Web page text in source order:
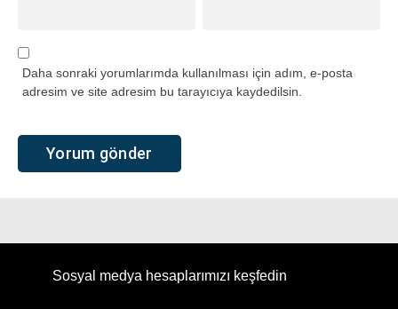
Daha sonraki yorumlarımda kullanılması için adım, e-posta
adresim ve site adresim bu tarayıcıya kaydedilsin.
Sosyal medya hesaplarımızı keşfedin